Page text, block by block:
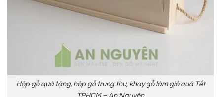
Hộp gỗ quà tặng, hộp gỗ trung thu, khay gỗ làm giỏ quà Tết
TPHCM – An Nguyên